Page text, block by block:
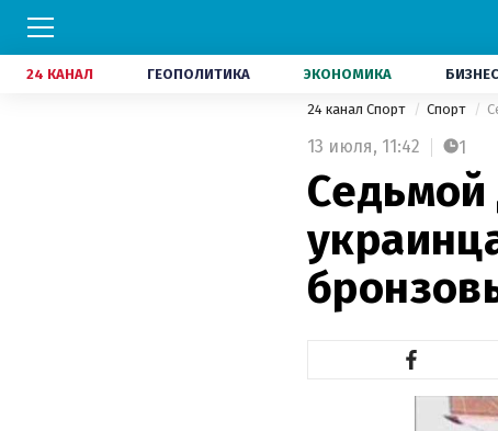
24 КАНАЛ ГЕОПОЛИТИКА ЭКОНОМИКА БИЗНЕС
24 канал Спорт Спорт
13 июля, 11:42 1